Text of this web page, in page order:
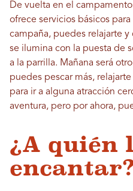
De vuelta en el
ofrece servicios básicos
campaña, puedes relajarte
se ilumina con la puesta de
a la parrilla. Mañana será
puedes pescar más,
para ir a alguna atracción
aventura, pero por ahora,
¿A quién